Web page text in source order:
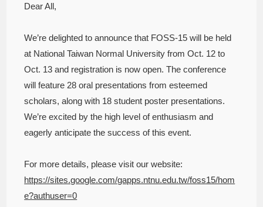
Dear All,
We’re delighted to announce that FOSS-15 will be held
at National Taiwan Normal University from Oct. 12 to
Oct. 13 and registration is now open. The conference
will feature 28 oral presentations from esteemed
scholars, along with 18 student poster presentations.
We’re excited by the high level of enthusiasm and
eagerly anticipate the success of this event.
For more details, please visit our website:
https://sites.google.com/gapps.ntnu.edu.tw/foss15/hom
e?authuser=0